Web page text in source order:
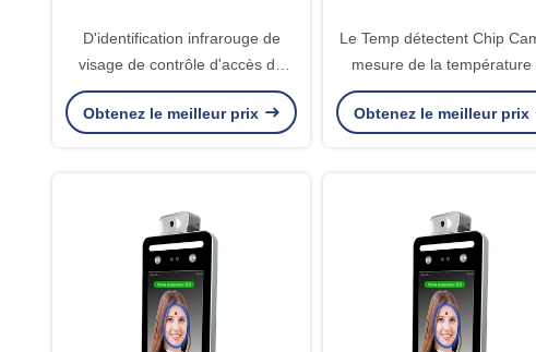
D'identification infrarouge de
visage de contrôle d'accès de
système détection futée de fièvre
de contact non
Obtenez le meilleur prix
Le Temp détectent Chip
mesure de la température
système de contrôle
Smart de 8 pouces
Obtenez le meilleur prix